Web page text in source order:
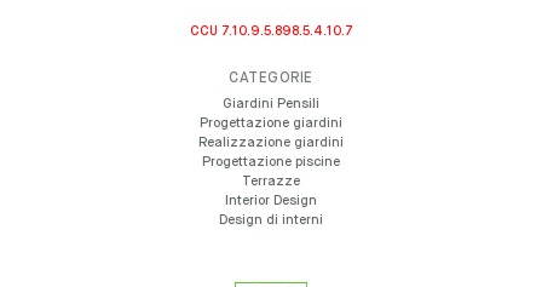
CCU 7.10.9.5.898.5.4.10.7
CATEGORIE
Giardini Pensili
Progettazione giardini
Realizzazione giardini
Progettazione piscine
Terrazze
Interior Design
Design di interni